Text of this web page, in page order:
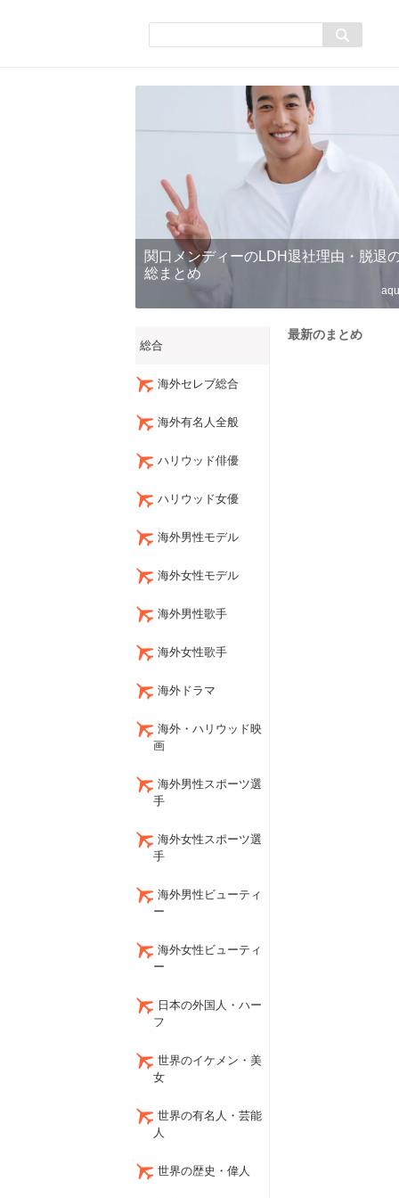
関口メンディーのLDH退社理由・脱退
総まとめ
総合
海外セレブ総合
海外有名人全般
ハリウッド俳優
ハリウッド女優
海外男性モデル
海外女性モデル
海外男性歌手
海外女性歌手
海外ドラマ
海外・ハリウッド映
画
海外男性スポーツ選
手
海外女性スポーツ選
手
海外男性ビューティ
ー
海外女性ビューティ
ー
日本の外国人・ハー
フ
世界のイケメン・美
女
世界の有名人・芸能
人
世界の歴史・偉人
最新のまとめ